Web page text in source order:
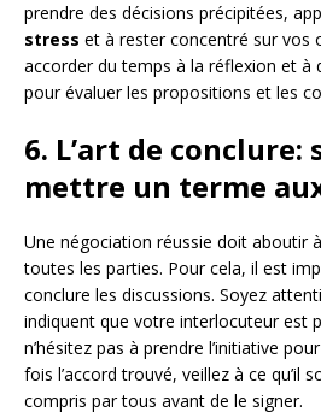
prendre des décisions précipitées,
stress et à rester concentré sur vos
accorder du temps à la réflexion et à
pour évaluer les propositions et les
6. L’art de conclure:
mettre un terme
Une négociation réussie doit aboutir
toutes les parties. Pour cela, il est
conclure les discussions. Soyez
indiquent que votre interlocuteur est
n’hésitez pas à prendre l’initiative
fois l’accord trouvé, veillez à ce qu’il
compris par tous avant de le signer.